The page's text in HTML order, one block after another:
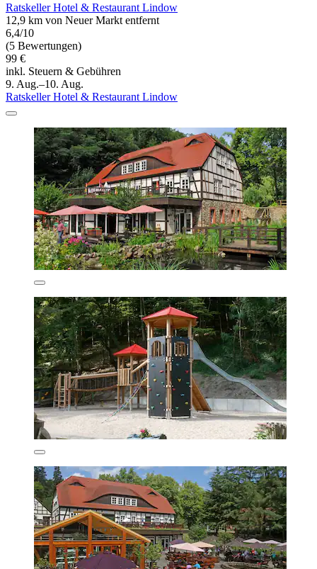
Ratskeller Hotel & Restaurant Lindow
12,9 km von Neuer Markt entfernt
6,4/10
(5 Bewertungen)
99 €
inkl. Steuern & Gebühren
9. Aug.–10. Aug.
Ratskeller Hotel & Restaurant Lindow